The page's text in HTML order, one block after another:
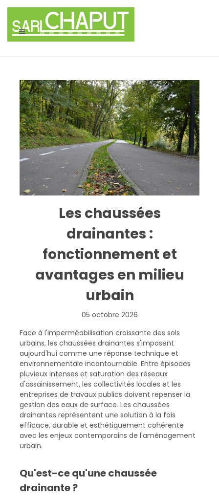
Les chaussées
drainantes :
fonctionnement et
avantages en milieu
urbain
05 octobre 2026
Face à l'imperméabilisation croissante des sols
urbains, les chaussées drainantes s'imposent
aujourd'hui comme une réponse technique et
environnementale incontournable. Entre épisodes
pluvieux intenses et saturation des réseaux
d'assainissement, les collectivités locales et les
entreprises de travaux publics doivent repenser la
gestion des eaux de surface. Les chaussées
drainantes représentent une solution à la fois
efficace, durable et esthétiquement cohérente
avec les enjeux contemporains de l'aménagement
urbain.
Qu'est-ce qu'une chaussée
drainante ?
Panneau de gestion des cookies